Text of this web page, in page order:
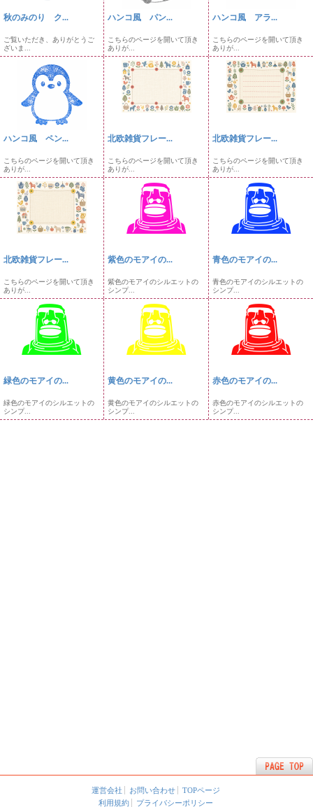
秋のみのり ク...
ご覧いただき、ありがとうご
ざいま...
ハンコ風 パン...
こちらのページを開いて頂き
ありが...
ハンコ風 アラ...
こちらのページを開いて頂き
ありが...
ハンコ風 ペン...
こちらのページを開いて頂き
ありが...
北欧雑貨フレー...
こちらのページを開いて頂き
ありが...
北欧雑貨フレー...
こちらのページを開いて頂き
ありが...
北欧雑貨フレー...
こちらのページを開いて頂き
ありが...
紫色のモアイの...
紫色のモアイのシルエットの
シンプ...
青色のモアイの...
青色のモアイのシルエットの
シンプ...
緑色のモアイの...
緑色のモアイのシルエットの
シンプ...
黄色のモアイの...
黄色のモアイのシルエットの
シンプ...
赤色のモアイの...
赤色のモアイのシルエットの
シンプ...
運営会社 お問い合わせ
TOPページ
利用規約
プライバシーポリシー